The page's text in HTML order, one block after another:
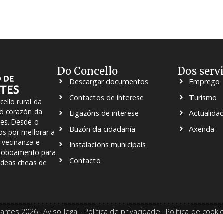
rural da
corazón da
Desde o
por mellorar a
e
para
cheas de
Do Concello
Descargar documentos
Contactos de interese
Ligazóns de interese
Buzón da cidadanía
Instalacións municipais
Contacto
Dos
Emprego
Turismo
Axenda
2026 · Aviso legal · Política de privacidade · Política de